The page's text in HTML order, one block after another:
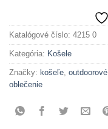
Katalógové číslo: 4215 0
Kategória: Košele
Značky: košeľe,
oblečenie